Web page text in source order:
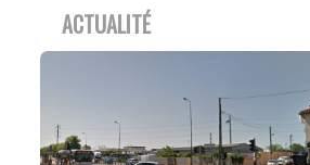
ACTUALITÉ